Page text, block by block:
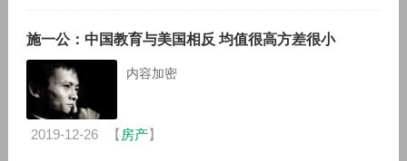
施一公：中国教育与美国相反 均值很高方差很小
内容加密
2019-12-26 【 房产】